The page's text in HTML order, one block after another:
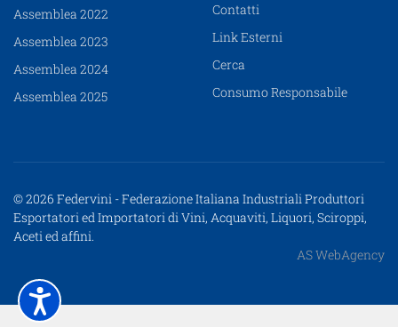
Assemblea 2022
Assemblea 2023
Assemblea 2024
Assemblea 2025
Contatti
Link Esterni
Cerca
Consumo Responsabile
© 2026 Federvini - Federazione Italiana Industriali Produttori
Esportatori ed Importatori di Vini, Acquaviti, Liquori, Sciroppi,
Aceti ed affini.
AS WebAgency